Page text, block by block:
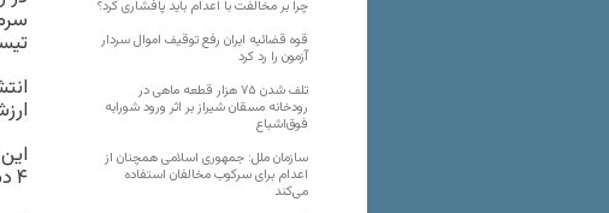
ارزش یک
۴ دسامبر مطلبی درباره این موضوع با تیتر “پول اسرائیلی، سود ایرانی” منتشر کرده است.
چرا بر مخالفت با اعدام باید پافشاری کرد؟
قوه قضائیه ایران رفع توقیف اموال سردار
آزمون را رد کرد
تلف شدن ۷۵ هزار قطعه ماهی در
رودخانه مسقان شیراز بر اثر ورود شورابه
فوق‌اشباع
سازمان ملل: جمهوری اسلامی همچنان از
اعدام برای سرکوب مخالفان استفاده
می‌کند